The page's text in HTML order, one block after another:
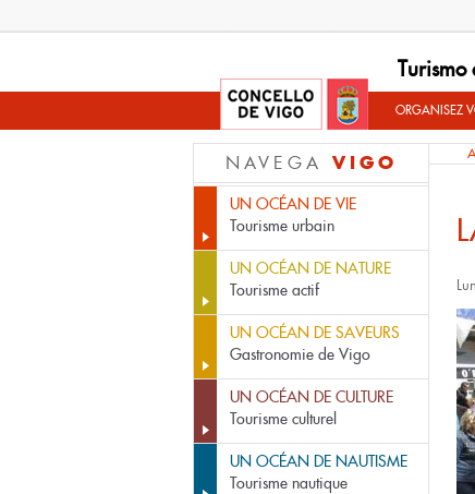
Turismo
ORGANISEZ
NAVEGA VIGO
UN OCÉAN DE VIE
Tourisme urbain
UN OCÉAN DE NATURE
Tourisme actif
UN OCÉAN DE SAVEURS
Gastronomie de Vigo
UN OCÉAN DE CULTURE
Tourisme culturel
UN OCÉAN DE NAUTISME
Tourisme nautique